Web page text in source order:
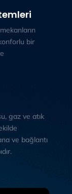
bir
gaz ve atık
ve bağlantı